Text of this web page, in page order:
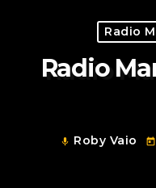
Radio
Radio
mic Roby Vaio today